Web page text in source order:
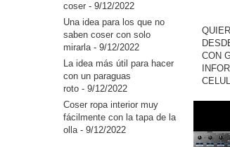
coser - 9/12/2022
Una idea para los que no
saben coser con solo
mirarla- 9/12/2022
La idea más útil para hacer
con un paraguas
roto - 9/12/2022
Coser ropa interior muy
fácilmente con la tapa de la
olla- 9/12/2022
CON